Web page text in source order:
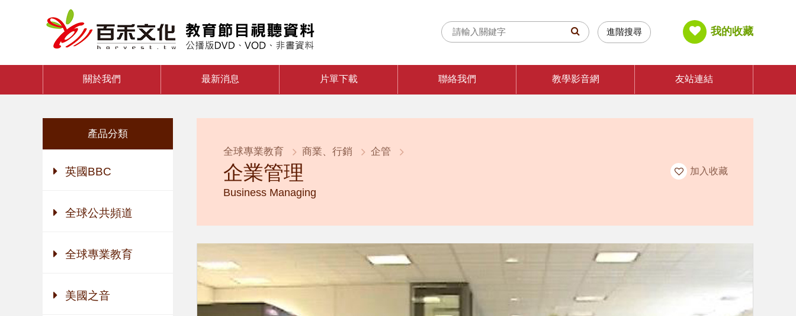
進階搜尋 我的收藏
關於我們 最新消息 片單下載 聯絡我們 教學影音網 友站連結
產品分類
英國BBC
全球公共頻道
全球專業教育
美國之音
全球專業教育 商業、行銷 企管
企業管理
Business Managing
加入收藏